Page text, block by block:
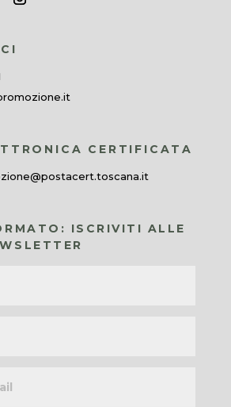
CERTIFICATA
ISCRIVITI ALLE